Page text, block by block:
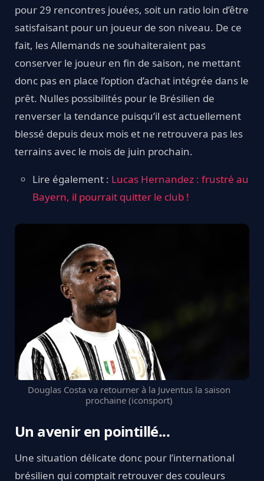
pour 29 rencontres jouées, soit un ratio loin d’être
satisfaisant pour un joueur de son niveau. De ce
fait, les Allemands ne souhaiteraient pas
conserver le joueur en fin de saison, ne mettant
donc pas en place l’option d’achat intégrée dans le
prêt. Nulles possibilités pour le Brésilien de
renverser la tendance puisqu’il est actuellement
blessé depuis deux mois et ne retrouvera pas les
terrains avec le mois de juin prochain.
Lire également : Lucas Hernandez : frustré au
Bayern, il pourrait quitter le club !
Douglas Costa va retourner à la Juventus la saison
prochaine (iconsport)
Un avenir en pointillé...
Une situation délicate donc pour l’international
brésilien qui comptait retrouver des couleurs